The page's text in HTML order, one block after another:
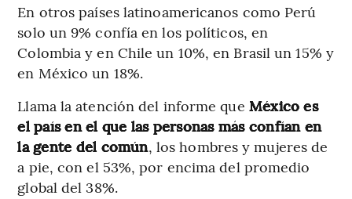
En otros países latinoamericanos como Perú
solo un 9% confía en los políticos, en
Colombia y en Chile un 10%, en Brasil un 15% y
en México un 18%.
Llama la atención del informe que México es
el país en el que las personas más confían en
la gente del común, los hombres y mujeres de
a pie, con el 53%, por encima del promedio
global del 38%.